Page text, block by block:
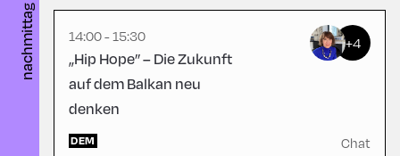
nachmittag 14:00 - 15:30
„Hip Hope” – Die Zukunft
auf dem Balkan neu
denken
+4
DEM Chat